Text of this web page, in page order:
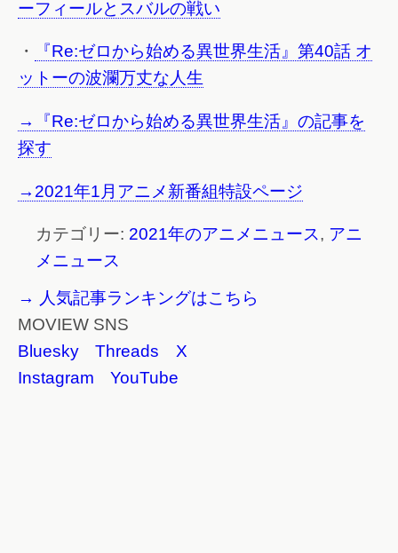
ーフィールとスバルの戦い
・
『Re:ゼロから始める異世界生活』第40話 オ
ットーの波瀾万丈な人生
→『Re:ゼロから始める異世界生活』の記事を
探す
→2021年1月アニメ新番組特設ページ
カテゴリー: 2021年のアニメニュース, アニ
メニュース
→ 人気記事ランキングはこちら
MOVIEW SNS
Bluesky
Threads
X
Instagram
YouTube